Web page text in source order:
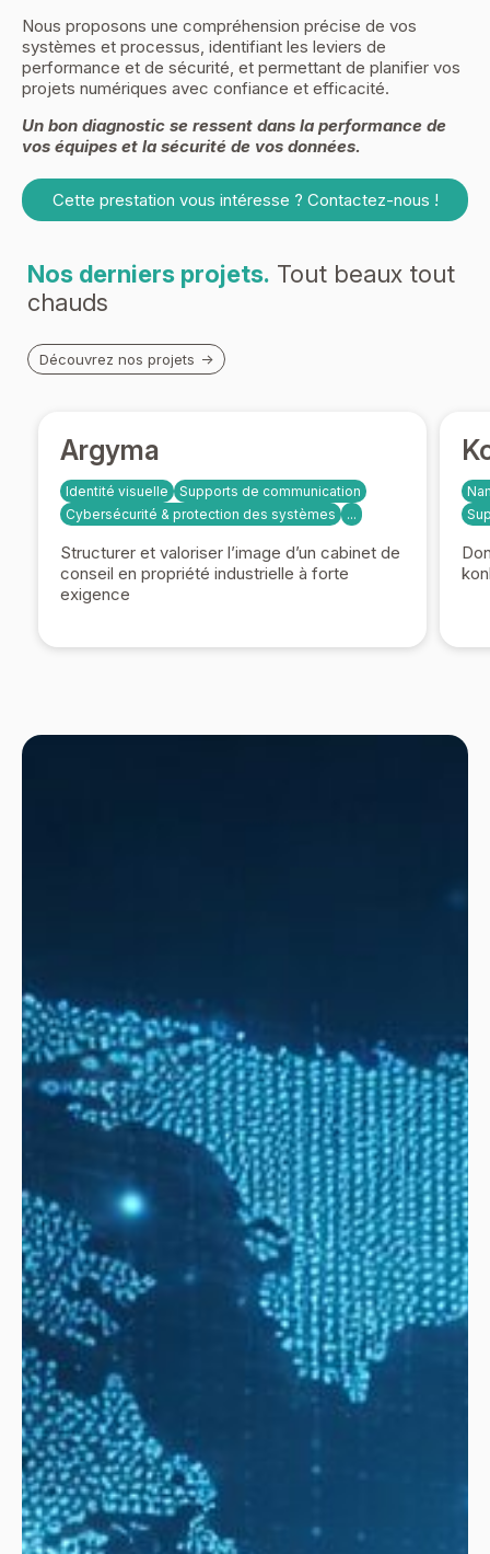
Nous proposons une compréhension précise de vos
systèmes et processus, identifiant les leviers de
performance et de sécurité, et permettant de planifier vos
projets numériques avec confiance et efficacité.
Un bon diagnostic se ressent dans la performance de
vos équipes et la sécurité de vos données.
Cette prestation vous intéresse ? Contactez-nous !
Nos derniers projets. Tout beaux tout
chauds
Découvrez nos projets
Argyma
Identité visuelle
Supports de communication
Cybersécurité & protection des systèmes
...
Structurer et valoriser l’image d’un cabinet de
conseil en propriété industrielle à forte
exigence